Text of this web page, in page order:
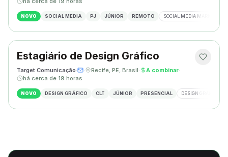
NOVO SOCIAL MEDIA PJ JÚNIOR REMOTO SOCIAL MEDIA MARKETING
Estagiário de Design Gráfico
Target Comunicação· · Recife, PE, Brasil· A combinar·
há cerca de 19 horas
NOVO DESIGN GRÁFICO CLT JÚNIOR PRESENCIAL DESIGN GRÁFICO